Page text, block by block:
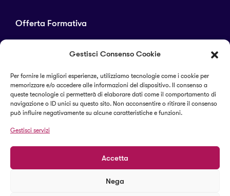
Gestisci Consenso Cookie
Per fornire le migliori esperienze, utilizziamo tecnologie come i cookie per
memorizzare e/o accedere alle informazioni del dispositivo. Il consenso a
queste tecnologie ci permetterà di elaborare dati come il comportamento di
navigazione o ID unici su questo sito. Non acconsentire o ritirare il consenso
può influire negativamente su alcune caratteristiche e funzioni.
Gestisci servizi
Accetta
Nega
Offerta Formativa
Corsi di perfezionamento
Alta formazione